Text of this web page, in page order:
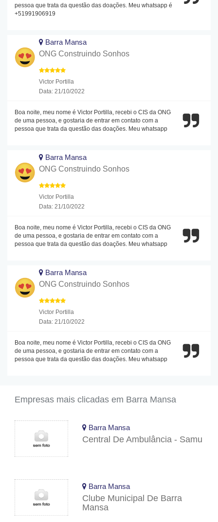
pessoa que trata da questão das doações. Meu whatsapp é
+51991906919
Barra Mansa
ONG Construindo Sonhos
Victor Portilla
Data: 21/10/2022
Boa noite, meu nome é Victor Portilla, recebi o CIS da ONG
de uma pessoa, e gostaria de entrar em contato com a
pessoa que trata da questão das doações. Meu whatsapp
Barra Mansa
ONG Construindo Sonhos
Victor Portilla
Data: 21/10/2022
Boa noite, meu nome é Victor Portilla, recebi o CIS da ONG
de uma pessoa, e gostaria de entrar em contato com a
pessoa que trata da questão das doações. Meu whatsapp
Barra Mansa
ONG Construindo Sonhos
Victor Portilla
Data: 21/10/2022
Boa noite, meu nome é Victor Portilla, recebi o CIS da ONG
de uma pessoa, e gostaria de entrar em contato com a
pessoa que trata da questão das doações. Meu whatsapp
Empresas mais clicadas em Barra Mansa
Barra Mansa
Central De Ambulância - Samu
Barra Mansa
Clube Municipal De Barra
Mansa